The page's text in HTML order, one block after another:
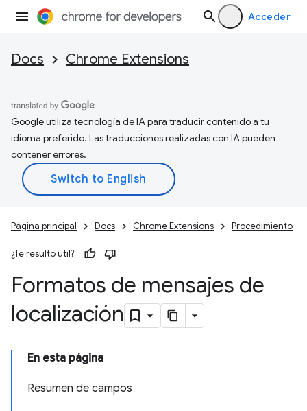
Acceder
Docs Chrome Extensions
Google utiliza tecnología de IA para traducir contenido a tu
idioma preferido. Las traducciones realizadas con IA pueden
contener errores.
Página principal Docs Chrome Extensions Procedimiento
¿Te resultó útil?
Formatos de mensajes de
localización
En esta página
Resumen de campos